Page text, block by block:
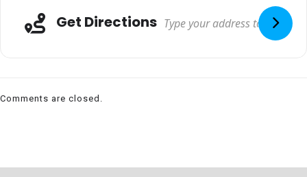
Get Directions
Comments are closed.